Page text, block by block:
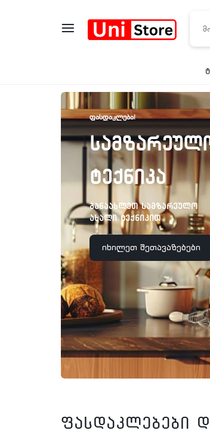
ᲤᲐᲡᲓᲐᲙᲚᲔᲑᲐ!
ტექნიკა
განაახლეთ სამზარეულო
ახალი ტექნიკით
იხილეთ შეთავაზებები
ფასდაკლებები